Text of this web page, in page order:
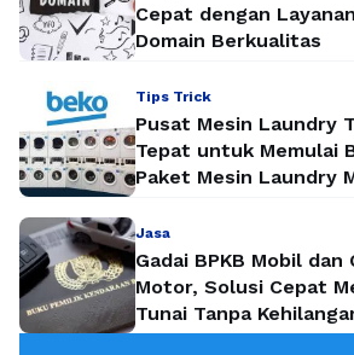
Cepat dengan
Domain Berkualitas
Tips Trick
Pusat Mesin Laundry
Tepat untuk Memulai
Paket Mesin Laundry
Jasa
Gadai BPKB Mobil dan
Motor, Solusi Cepat
Tunai Tanpa